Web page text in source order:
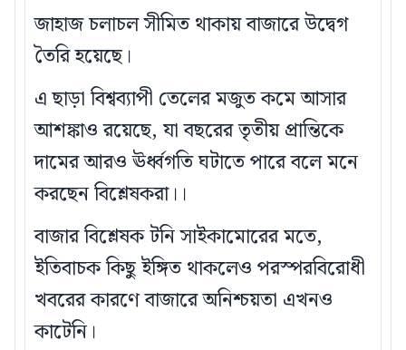
জাহাজ চলাচল সীমিত থাকায় বাজারে উদ্বেগ
তৈরি হয়েছে।
এ ছাড়া বিশ্বব্যাপী তেলের মজুত কমে আসার
আশঙ্কাও রয়েছে, যা বছরের তৃতীয় প্রান্তিকে
দামের আরও ঊর্ধ্বগতি ঘটাতে পারে বলে মনে
করছেন বিশ্লেষকরা।।
বাজার বিশ্লেষক টনি সাইকামোরের মতে,
ইতিবাচক কিছু ইঙ্গিত থাকলেও পরস্পরবিরোধী
খবরের কারণে বাজারে অনিশ্চয়তা এখনও
কাটেনি।